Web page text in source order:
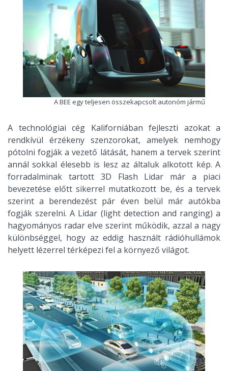
A BEE egy teljesen összekapcsolt autonóm jármű
A technológiai cég Kaliforniában fejleszti azokat a
rendkívül érzékeny szenzorokat, amelyek nemhogy
pótolni fogják a vezető látását, hanem a tervek szerint
annál sokkal élesebb is lesz az általuk alkotott kép. A
forradalminak tartott 3D Flash Lidar már a piaci
bevezetése előtt sikerrel mutatkozott be, és a tervek
szerint a berendezést pár éven belül már autókba
fogják szerelni. A Lidar (light detection and ranging) a
hagyományos radar elve szerint működik, azzal a nagy
különbséggel, hogy az eddig használt rádióhullámok
helyett lézerrel térképezi fel a környező világot.